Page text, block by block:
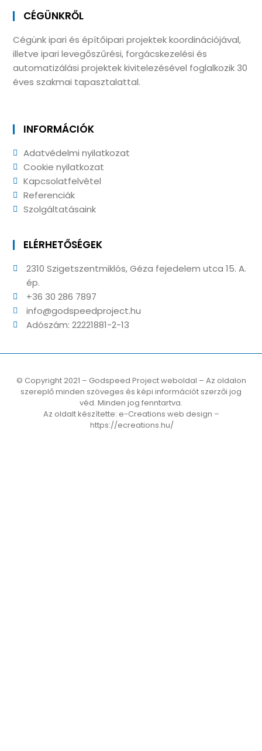
CÉGÜNKRŐL
Cégünk ipari és építőipari projektek koordinációjával,
illetve ipari levegőszűrési, forgácskezelési és
automatizálási projektek kivitelezésével foglalkozik 30
éves szakmai tapasztalattal.
INFORMÁCIÓK
Adatvédelmi nyilatkozat
Cookie nyilatkozat
Kapcsolatfelvétel
Referenciák
Szolgáltatásaink
ELÉRHETŐSÉGEK
2310 Szigetszentmiklós, Géza fejedelem utca 15. A.
ép.
+36 30 286 7897
info@godspeedproject.hu
Adószám: 22221881-2-13
© Copyright 2021 – Godspeed Project weboldal – Az oldalon
szereplő minden szöveges és képi információt szerzői jog
véd. Minden jog fenntartva.
Az oldalt készítette: e-Creations web design –
https://ecreations.hu/